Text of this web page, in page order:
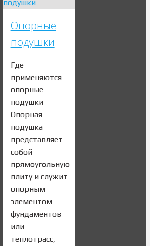
Опорные
подушки
Где
применяются
опорные
подушки
Опорная
подушка
представляет
собой
прямоугольную
плиту и служит
опорным
элементом
фундаментов
или
теплотрасс,